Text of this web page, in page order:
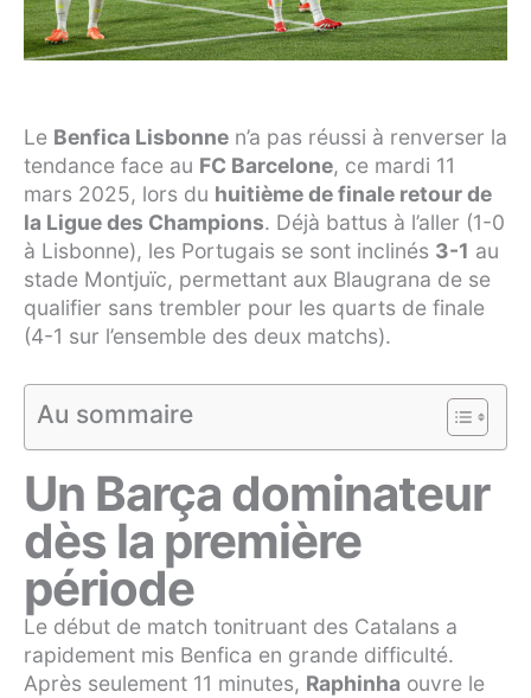
Le Benfica Lisbonne n’a pas réussi à renverser la
tendance face au FC Barcelone, ce mardi 11
mars 2025, lors du huitième de finale retour de
la Ligue des Champions. Déjà battus à l’aller (1-0
à Lisbonne), les Portugais se sont inclinés 3-1 au
stade Montjuïc, permettant aux Blaugrana de se
qualifier sans trembler pour les quarts de finale
(4-1 sur l’ensemble des deux matchs).
Au sommaire
Un Barça dominateur
dès la première
période
Le début de match tonitruant des Catalans a
rapidement mis Benfica en grande difficulté.
Après seulement 11 minutes, Raphinha ouvre le